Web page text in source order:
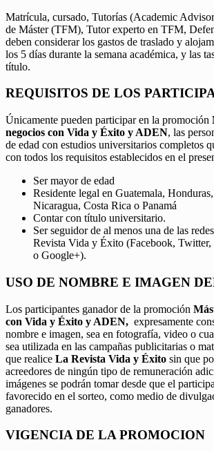
Matrícula, cursado, Tutorías (Academic
de Máster (TFM), Tutor experto en TFM,
deben considerar los gastos de traslado y
los 5 días durante la semana académica, y las
título.
REQUISITOS DE LOS
Únicamente pueden participar en la promoción
negocios con Vida y Éxito y ADEN, las
de edad con estudios universitarios completos
con todos los requisitos establecidos en el
Ser mayor de edad
Residente legal en Guatemala,
Nicaragua, Costa Rica o Panamá
Contar con título universitario.
Ser seguidor de al menos una de las
Revista Vida y Éxito (Facebook,
o Google+).
USO DE NOMBRE E IMAGEN
Los participantes ganador de la promoción
con Vida y Éxito y ADEN, expresamente
nombre e imagen, sea en fotografía, video o
sea utilizada en las campañas publicitarias o
que realice La Revista Vida y Éxito sin que
acreedores de ningún tipo de remuneración
imágenes se podrán tomar desde que el
favorecido en el sorteo, como medio de
ganadores.
VIGENCIA DE LA PROMOCION